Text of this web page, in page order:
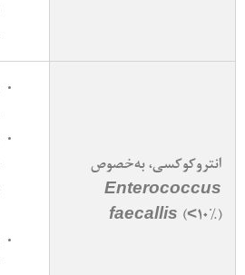
انتروکوکسی، به‌­خصوص
Enterococcus
faecallis (<10%)